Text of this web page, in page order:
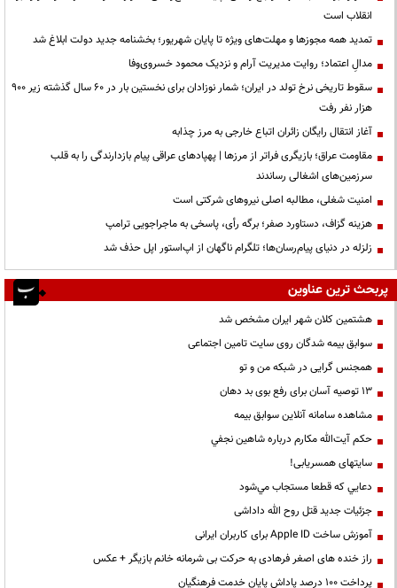
انقلاب است
تمدید همه مجوزها و مهلت‌های ویژه تا پایان شهریور؛ بخشنامه جدید دولت ابلاغ شد
مدالِ اعتماد؛ روایت مدیریت آرام و نزدیک محمود خسروی‌وفا
سقوط تاریخی نرخ تولد در ایران؛ شمار نوزادان برای نخستین بار در ۶۰ سال گذشته زیر ۹۰۰
هزار نفر رفت
آغاز انتقال رایگان زائران اتباع خارجی به مرز چذابه
مقاومت عراق؛ بازیگری فراتر از مرزها | پهپادهای عراقی پیام بازدارندگی را به قلب
سرزمین‌های اشغالی رساندند
‌امنیت شغلی، مطالبه اصلی نیروهای شرکتی است
هزینه گزاف، دستاورد صفر؛ برگه رأی، پاسخی به ماجراجویی ترامپ
زلزله در دنیای پیام‌رسان‌ها؛ تلگرام ناگهان از اپ‌استور اپل حذف شد
پربحث ترین عناوین
هشتمین کلان شهر ایران مشخص شد
سوابق بیمه شدگان روی سایت تامین اجتماعی
همجنس گرایی در شبکه من و تو
13 توصیه آسان برای رفع بوی بد دهان
مشاهده سامانه آنلاين سوابق بیمه
حكم آيت‌الله مكارم درباره شاهين نجفي
سایتهای همسریابی!
دعايي كه قطعا مستجاب مي‌شود
جزئیات جدید قتل روح الله داداشی
آموزش ساخت Apple ID برای کاربران ایرانی
راز خنده های اصغر فرهادی به حرکت بی شرمانه خانم بازیگر + عکس
پرداخت ۱۰۰ درصد پاداش پایان خدمت فرهنگیان